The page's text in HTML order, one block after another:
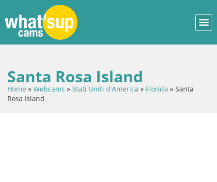
Santa Rosa Island
Home » Webcams » Stati Uniti d'America » Florida » Santa
Rosa Island